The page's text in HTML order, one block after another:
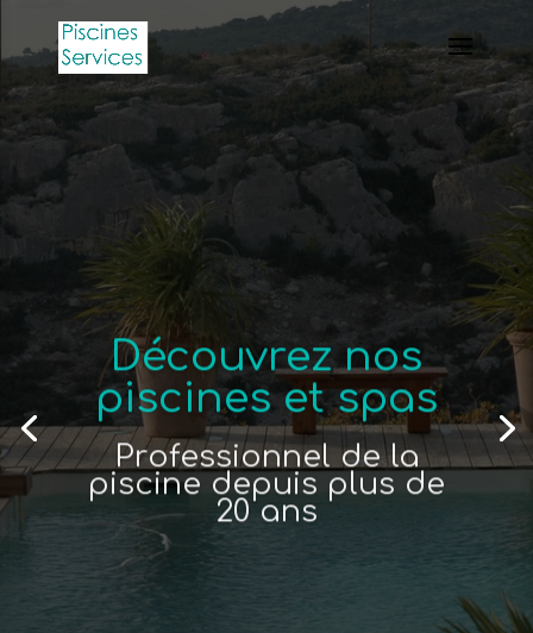
Découvrez nos
piscines et spas
Professionnel de la
piscine depuis plus de
20 ans